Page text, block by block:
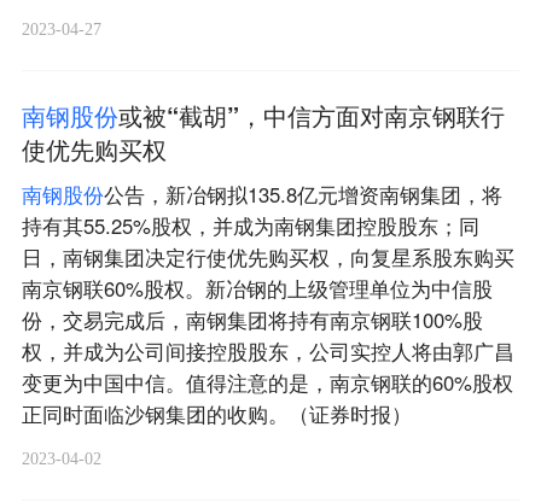
2023-04-27
南钢股份或被“截胡”，中信方面对南京钢联行
使优先购买权
南钢股份公告，新冶钢拟135.8亿元增资南钢集团，将
持有其55.25%股权，并成为南钢集团控股股东；同
日，南钢集团决定行使优先购买权，向复星系股东购买
南京钢联60%股权。新冶钢的上级管理单位为中信股
份，交易完成后，南钢集团将持有南京钢联100%股
权，并成为公司间接控股股东，公司实控人将由郭广昌
变更为中国中信。值得注意的是，南京钢联的60%股权
正同时面临沙钢集团的收购。（证券时报）
2023-04-02